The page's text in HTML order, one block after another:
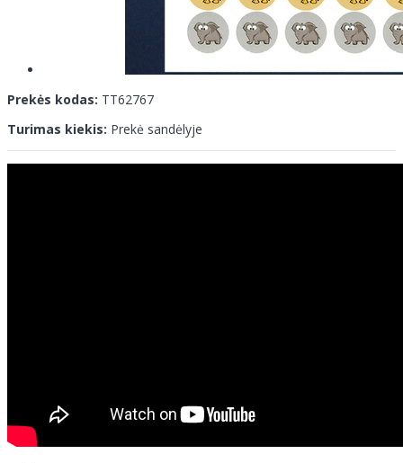
Prekės kodas: TT62767
Turimas kiekis: Prekė sandėlyje